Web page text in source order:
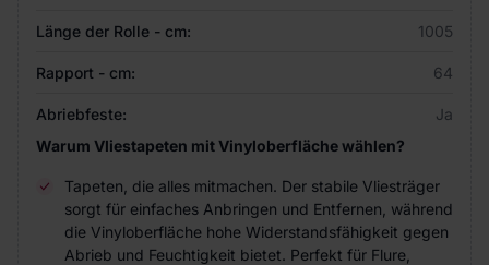
Länge der Rolle - cm: 1005
Rapport - cm: 64
Abriebfeste:
Ja
Warum Vliestapeten mit Vinyloberfläche wählen?
Tapeten, die alles mitmachen. Der stabile Vliesträger
sorgt für einfaches Anbringen und Entfernen, während
die Vinyloberfläche hohe Widerstandsfähigkeit gegen
Abrieb und Feuchtigkeit bietet. Perfekt für Flure,